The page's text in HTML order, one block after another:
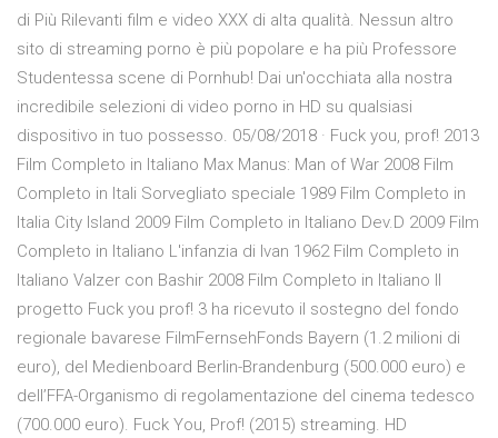
di Più Rilevanti film e video XXX di alta qualità. Nessun altro
sito di streaming porno è più popolare e ha più Professore
Studentessa scene di Pornhub! Dai un'occhiata alla nostra
incredibile selezioni di video porno in HD su qualsiasi
dispositivo in tuo possesso. 05/08/2018 · Fuck you, prof! 2013
Film Completo in Italiano Max Manus: Man of War 2008 Film
Completo in Itali Sorvegliato speciale 1989 Film Completo in
Italia City Island 2009 Film Completo in Italiano Dev.D 2009 Film
Completo in Italiano L'infanzia di Ivan 1962 Film Completo in
Italiano Valzer con Bashir 2008 Film Completo in Italiano Il
progetto Fuck you prof! 3 ha ricevuto il sostegno del fondo
regionale bavarese FilmFernsehFonds Bayern (1.2 milioni di
euro), del Medienboard Berlin-Brandenburg (500.000 euro) e
dell’FFA-Organismo di regolamentazione del cinema tedesco
(700.000 euro). Fuck You, Prof! (2015) streaming. HD